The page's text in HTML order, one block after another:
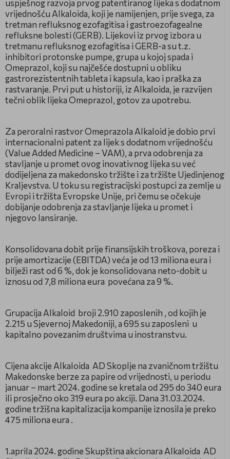
uspješnog razvoja prvog patentiranog lijeka s dodatnom
vrijednošću Alkaloida, koji je namijenjen, prije svega, za
tretman refluksnog ezofagitisa i gastroezofagealne
refluksne bolesti (GERB). Lijekovi iz prvog izbora u
tretmanu refluksnog ezofagitisa i GERB-a su t.z.
inhibitori protonske pumpe, grupa u kojoj spada i
Omeprazol, koji su najčešće dostupni u obliku
gastrorezistentnih tableta i kapsula, kao i praška za
rastvaranje. Prvi put u historiji, iz Alkaloida, je razvijen
tečni oblik lijeka Omeprazol, gotov za upotrebu.
Za peroralni rastvor Omeprazola Alkaloid je dobio prvi
internacionalni patent za lijek s dodatnom vrijednošću
(Value Added Medicine – VAM), а prva odobrenja za
stavljanje u promet ovog inovativnog lijeka su već
dodijeljena za makedonsko tržište i za tržište Ujedinjenog
Kraljevstva. U toku su registracijski postupci za zemlje u
Evropi i tržišta Evropske Unije, pri čemu se očekuje
dobijanje odobrenja za stavljanje lijeka u promet i
njegovo lansiranje.
Коnsolidovana dobit prije finansijskih troškova, poreza i
prije amortizacije (EBITDA) veća je od 13 miliona eura i
bilježi rast od 6 %, dok je konsolidovana neto-dobit u
iznosu od 7,8 miliona eura povećana za 9 %.
Grupacija Alkaloid broji 2.910 zaposlenih , od kojih je
2.215 u Sjevernoj Makedoniji, a 695 su zaposleni u
kapitalno povezanim društvima u inostranstvu.
Cijena akcije Alkaloida AD Skoplje na zvaničnom tržištu
Makedonske berze za papire od vrijednosti, u periodu
januar – mart 2024. godine se kretala od 295 do 340 eura
ili prosječno oko 319 eura po akciji. Dana 31.03.2024.
godine tržišna kapitalizacija kompanije iznosila je preko
475 miliona eura .
1.aprila 2024. godine Skupština akcionara Alkaloida AD